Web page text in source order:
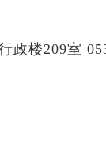
政楼209室